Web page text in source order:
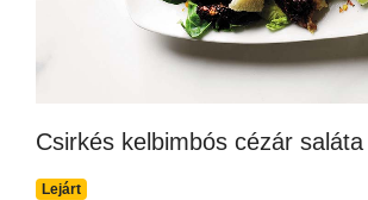
Csirkés kelbimbós cézár saláta
Lejárt